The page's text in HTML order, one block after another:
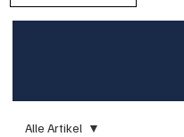
Alle Artikel